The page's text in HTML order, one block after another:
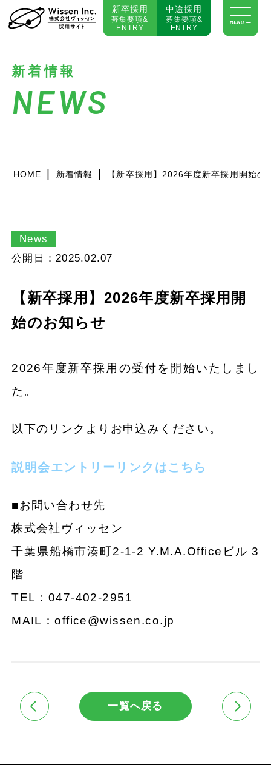
新卒採用
募集要項&
ENTRY
中途採用
募集要項&
ENTRY
新着情報
NEWS
HOME 新着情報 【新卒採用】2026年度新卒採用開始の
News
公開日：2025.02.07
【新卒採用】2026年度新卒採用開
始のお知らせ
2026年度新卒採用の受付を開始いたしまし
た。
以下のリンクよりお申込みください。
説明会エントリーリンクはこちら
■お問い合わせ先
株式会社ヴィッセン
千葉県船橋市湊町2-1-2 Y.M.A.Officeビル 3
階
TEL：047-402-2951
MAIL：office@wissen.co.jp
一覧へ戻る